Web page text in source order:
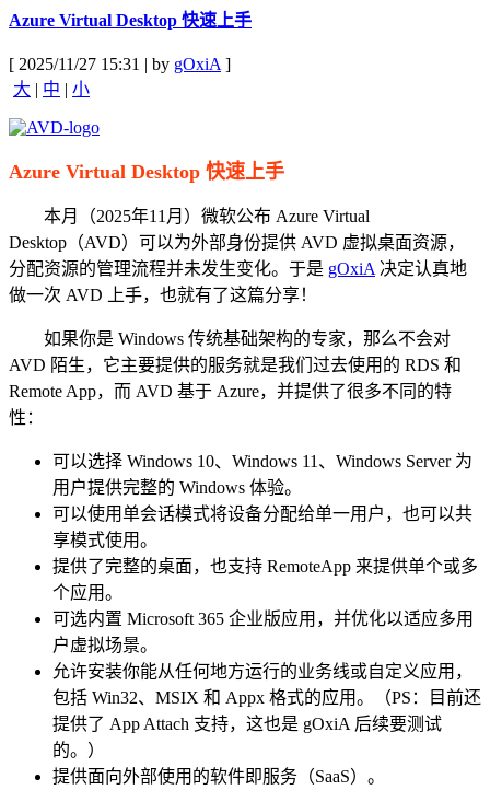
Azure Virtual Desktop 快速上手
[ 2025/11/27 15:31 | by gOxiA]
大 | 中 | 小
Azure Virtual Desktop 快速上手
本月（2025年11月）微软公布 Azure Virtual
Desktop（AVD）可以为外部身份提供 AVD 虚拟桌面资源，
分配资源的管理流程并未发生变化。于是 gOxiA决定认真地
做一次 AVD 上手，也就有了这篇分享！
如果你是 Windows 传统基础架构的专家，那么不会对
AVD 陌生，它主要提供的服务就是我们过去使用的 RDS 和
Remote App，而 AVD 基于 Azure，并提供了很多不同的特
性：
可以选择 Windows 10、Windows 11、Windows Server 为
用户提供完整的 Windows 体验。
可以使用单会话模式将设备分配给单一用户，也可以共
享模式使用。
提供了完整的桌面，也支持 RemoteApp 来提供单个或多
个应用。
可选内置 Microsoft 365 企业版应用，并优化以适应多用
户虚拟场景。
允许安装你能从任何地方运行的业务线或自定义应用，
包括 Win32、MSIX 和 Appx 格式的应用。（PS：目前还
提供了 App Attach 支持，这也是 gOxiA 后续要测试
的。）
提供面向外部使用的软件即服务（SaaS）。